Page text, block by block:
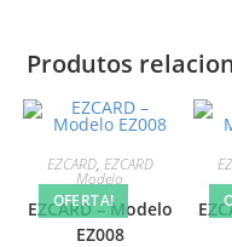
Produtos
OFERTA!
EZCARD, EZCARD
Modelo
EZCARD – Modelo
EZ008